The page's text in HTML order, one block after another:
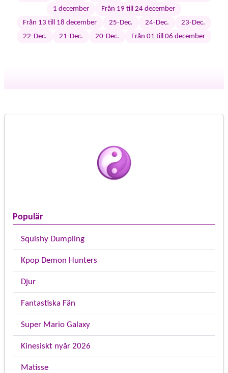
Populär
Squishy Dumpling
Kpop Demon Hunters
Djur
Fantastiska Fän
Super Mario Galaxy
Kinesiskt nyår 2026
Matisse
1 december
Från 19 till 24 december
Från 13 till 18 december
25-Dec. 24-Dec.
23-Dec.
22-Dec.
21-Dec. 20-Dec. Från 01 till 06 december